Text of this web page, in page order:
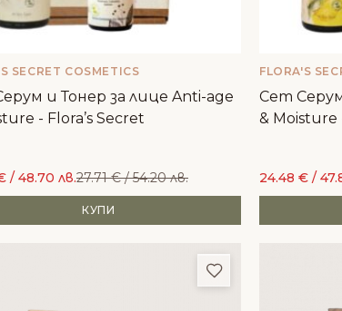
SECRET COSMETICS
и Тонер за лице Anti-age
- Flora’s Secret
/ 48.70 лв.27.71€/ 54.20 лв.
КУПИ
FLORA'S
Сет
& Moisture
24.48 € /
Добави в любими